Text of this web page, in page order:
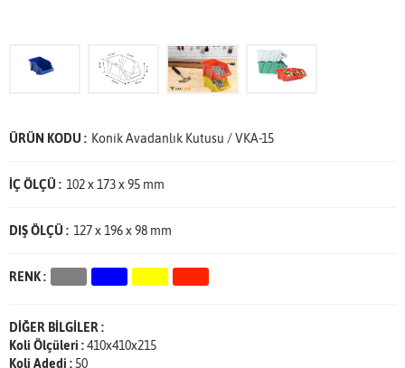
ÜRÜN KODU : Konik Avadanlık Kutusu / VKA-15
İÇ ÖLÇÜ : 102 x 173 x 95 mm
DIŞ ÖLÇÜ : 127 x 196 x 98 mm
RENK :
DİĞER BİLGİLER :
Koli Ölçüleri :410x410x215
Koli Adedi :50